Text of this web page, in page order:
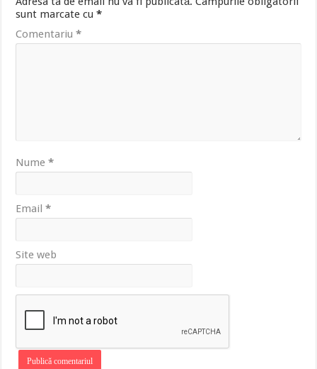
sunt marcate cu*
Comentariu*
Nume*
Email*
Site web